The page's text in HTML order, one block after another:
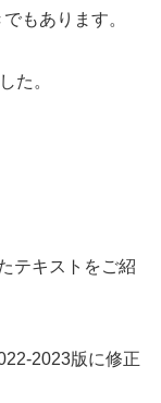
もあります。
た。
テキストをご紹
2023版に修正